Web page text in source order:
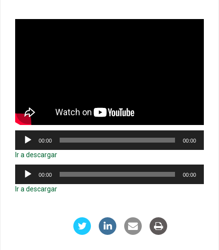
Reproductor
audio
00:00 00:00
Ir a descargar
Reproductor
audio
00:00 00:00
Ir a descargar